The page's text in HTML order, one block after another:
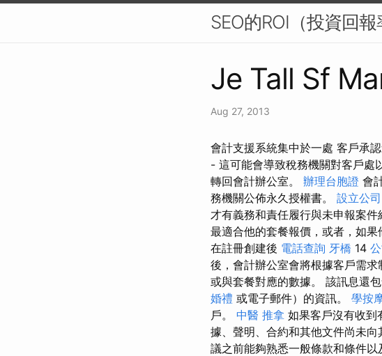
SEO的ROI（投資回
Je Tall Sf
Aug 27, 2013
會計支援系統集中於一處 客戶承
- 這可能會導致稅務機關對客戶處
轉回會計辦公室。 辦理台胞證 會
務機關公佈永久授權書。 設立公司
才有義務和責任履行與未申報案件
最適合他的套餐報價，或者，如
在註冊創建後 電話查詢 牙橋 14
後，會計辦公室會將根據客戶需
或與套餐對應的數據。 該訊息還
婚禮 或電子郵件）的資訊。 學按
戶。 中醫 推拿 如果客戶沒有收到
據、聲明、合約和其他文件尚未向
議之前能夠熟悉一般條款和條件以